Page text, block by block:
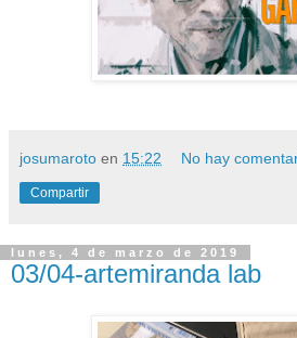
josumaroto en 15:22 No hay
Compartir
lunes, 4 de marzo de 2019
03/04-artemiranda lab